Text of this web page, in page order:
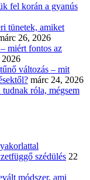
fel korán a gyanús
tünetek, amiket
26, 2026
miért fontos az
2026
változás – mit
márc 24, 2026
róla, mégsem
szédülés 22
módszer, ami